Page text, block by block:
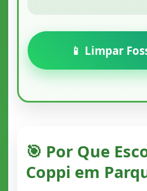
📱 Limpar
🎯 Por Que
Coppi em